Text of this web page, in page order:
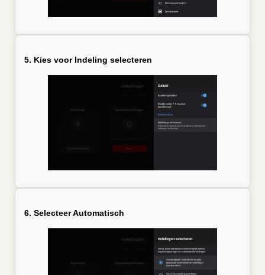
5. Kies voor Indeling selecteren
6. Selecteer Automatisch